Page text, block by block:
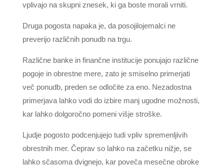
vplivajo na skupni znesek, ki ga boste morali vrniti.
Druga pogosta napaka je, da posojilojemalci ne
preverijo različnih ponudb na trgu.
Različne banke in finančne institucije ponujajo različne
pogoje in obrestne mere, zato je smiselno primerjati
več ponudb, preden se odločite za eno. Nezadostna
primerjava lahko vodi do izbire manj ugodne možnosti,
kar lahko dolgoročno pomeni višje stroške.
Ljudje pogosto podcenjujejo tudi vpliv spremenljivih
obrestnih mer. Čeprav so lahko na začetku nižje, se
lahko sčasoma dvignejo, kar poveča mesečne obroke